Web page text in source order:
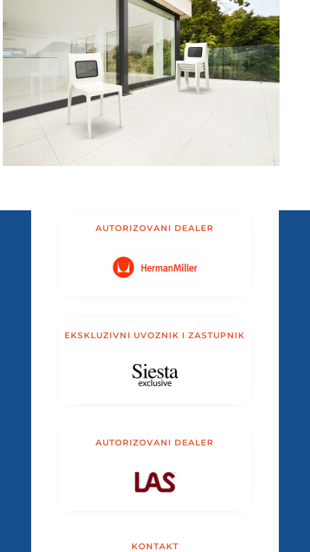
AUTORIZOVANI DEALER
EKSKLUZIVNI UVOZNIK I ZASTUPNIK
AUTORIZOVANI DEALER
KONTAKT